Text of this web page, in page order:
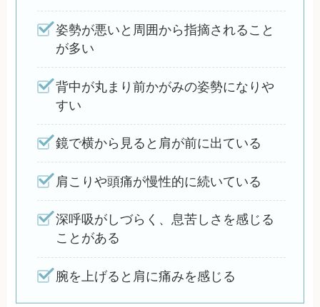
姿勢が悪いと周囲から指摘されること
が多い
背中が丸まり前かがみの姿勢になりや
すい
鏡で横から見ると肩が前に出ている
肩こりや頭痛が慢性的に続いている
深呼吸がしづらく、息苦しさを感じる
ことがある
腕を上げると肩に痛みを感じる